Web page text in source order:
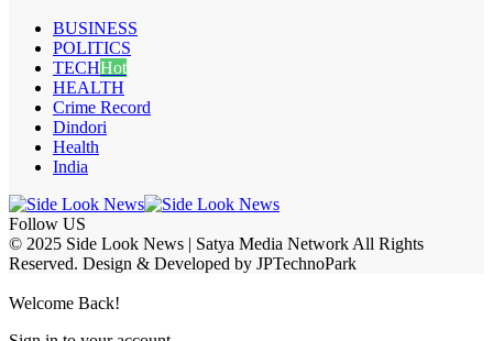
BUSINESS
POLITICS
TECHHot
HEALTH
Crime Record
Dindori
Health
India
Follow US
© 2025 Side Look News | Satya Media Network All Rights
Reserved. Design & Developed by JPTechnoPark
Welcome Back!